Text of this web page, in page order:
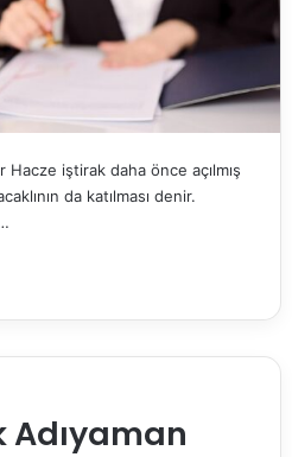
iştirak daha önce açılmış
da katılması denir.
Adıyaman